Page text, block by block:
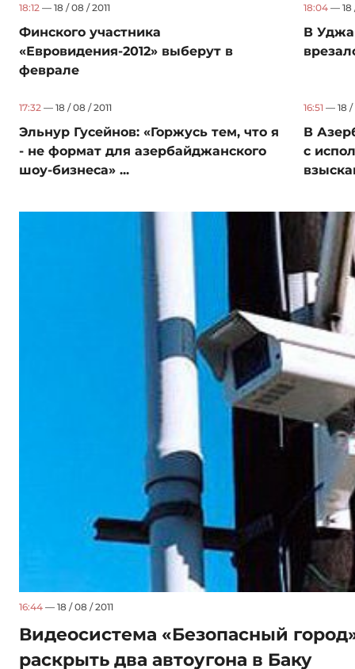
18:12 — 18 / 08 / 2011
Финского участника
«Евровидения-2012» выберут в
феврале
18:04— 18
В
17:32 — 18 / 08 / 2011
Эльнур Гусейнов: «Горжусь тем, что я
- не формат для азербайджанского
шоу-бизнеса» ...
16:51— 18 /
В
с
16:44 — 18 / 08 / 2011
Видеосистема «Безопасный
раскрыть два автоугона в Баку